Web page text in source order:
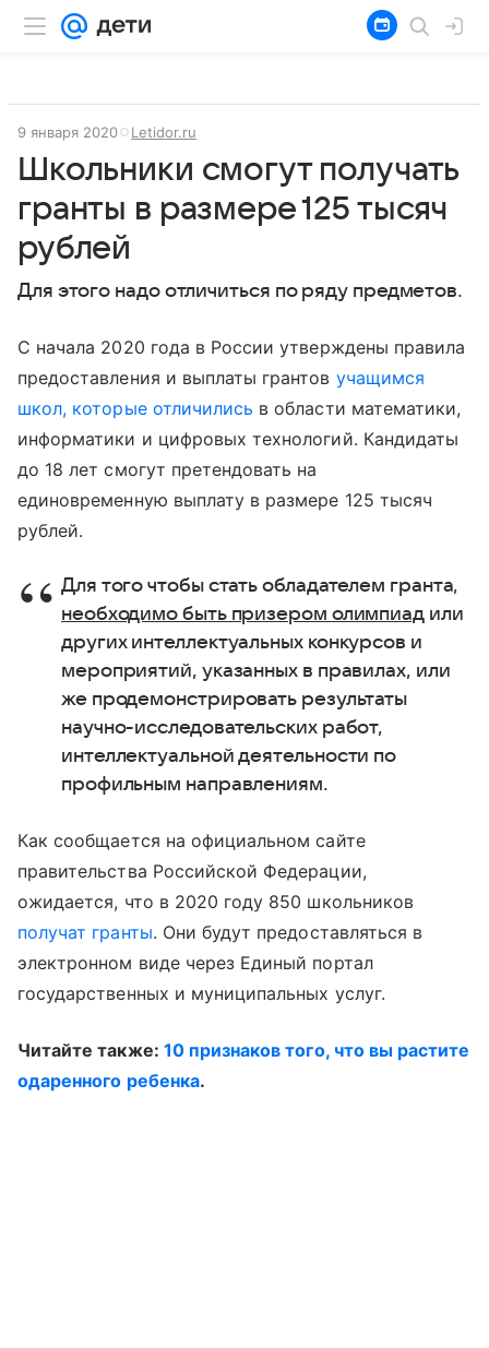
9 января 2020 Letidor.ru
Школьники смогут получать
гранты в размере 125 тысяч
рублей
Для этого надо отличиться по ряду предметов.
С начала 2020 года в России утверждены правила
предоставления и выплаты грантов учащимся
школ, которые отличились в области математики,
информатики и цифровых технологий. Кандидаты
до 18 лет смогут претендовать на
единовременную выплату в размере 125 тысяч
рублей.
Для того чтобы стать обладателем гранта,
необходимо быть призером олимпиад или
других интеллектуальных конкурсов и
мероприятий, указанных в правилах, или
же продемонстрировать результаты
научно-исследовательских работ,
интеллектуальной деятельности по
профильным направлениям.
Как сообщается на официальном сайте
правительства Российской Федерации,
ожидается, что в 2020 году 850 школьников
получат гранты. Они будут предоставляться в
электронном виде через Единый портал
государственных и муниципальных услуг.
Читайте также: 10 признаков того, что вы растите
одаренного ребенка.